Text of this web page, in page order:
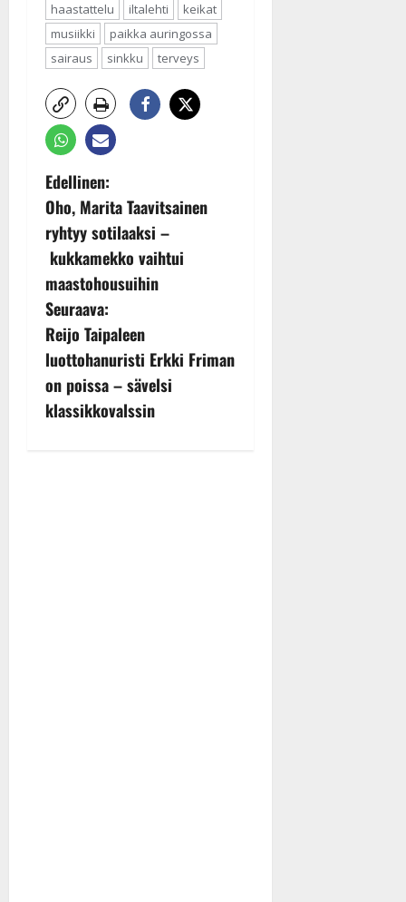
haastattelu
iltalehti
keikat
musiikki
paikka auringossa
sairaus
sinkku terveys
P
o
s
t
n
a
v
Edellinen:
Oho, Marita Taavitsainen
ryhtyy sotilaaksi –
kukkamekko vaihtui
maastohousuihin
Seuraava:
Reijo Taipaleen
luottohanuristi Erkki Friman
on poissa – sävelsi
klassikkovalssin